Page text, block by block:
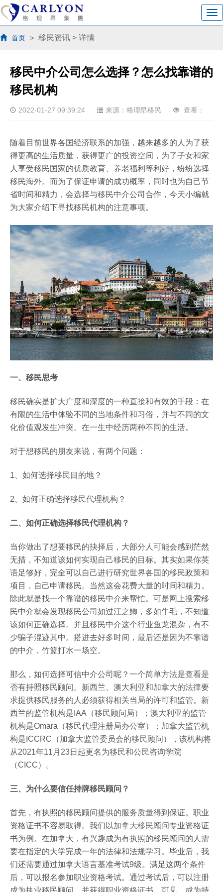
首页 > 移民资讯 > 详情
移民中介公司怎么选择？怎么找靠谱的
移民机构
2022-01-27 09:39:24 来源：格理昂移民 查看：
随着目前世界各国经济联系的加强，越来越多的人为了获
得更高的生活质量，获得更广的投资空间，为了子女和家
人享受移民国家的优质教育、养老福利等利好，纷纷选择
移民海外。而为了保证申请的成功概率，同时也为自己节
省时间和精力，会选择与移民中介公司合作，今天小编就
为大家介绍下寻找移民机构的注意事项。
一、移民思考
移民确实是扩大广度和深度的一种直接和有效的手段：在
有限的生活中体验不同的当地条件和习俗，并与不同的文
化价值观发生冲突。在一生中经历两种不同的生活。
对于想移民的朋友来说，有两个问题：
1 、如何选择移民目的地？
2 、如何正确选择移民代理机构？
二、如何正确选择移民代理机构？
当你做出了想要移民的抉择后，大部分人可能会感到茫然
无措，不知道该如何实现自己移民的目标。其实如果你英
语足够好，完全可以自己进行研究世界各国的移民政策和
项目，自己申请移民。当然这会花费大量的时间和精力。
除此就是找一个靠谱的移民中介来帮忙。可是网上搜索移
民中介就会发现移民公司如过江之鲫，多如牛毛，不知道
该如何正确选择。并且移民中介这个行业鱼龙混杂，有不
少骗子混迹其中。搭进去好多时间，最后还是因为不靠谱
的中介，竹篮打水一场空。
那么，如何选择可信中介公司呢？一个简单方法是查看是
否有持照移民顾问。新西兰、澳大利亚和加拿大的法律要
求提供移民服务的人必须获得相关当局的许可和监管。新
西兰的监管机构是 IAA （移民顾问局）；澳大利亚的监管
机构是Omara （移民代理注册局办公室）；加拿大监管机
构是 ICCRC （加拿大监管委员会的移民顾问），该机构将
从2021年11 月 23日起更名为移民和公民咨询学院
（CICC）。
三、为什么要信任持牌移民顾问？
首先，有执照的移民顾问提供的服务质量得到保证。职业
资格证书不容易取得。我们以加拿大移民顾问专业资格证
书为例。在加拿大，有兴趣成为有执照的移民顾问的人需
要在指定的大学完成一年的法律和法规学习。毕业后，我
们还需要通过加拿大语言基准考试9级。满足这两个条件
后，可以报名参加职业资格考试。通过考试后，可以注册
成为执业移民顾问，并获得职业资格证书。可见，成为持